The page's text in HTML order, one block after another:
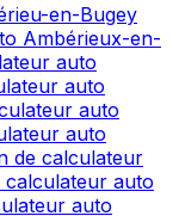
en-Bugey
Ambérieux-en-
auto
auto
auto
auto
de calculateur
calculateur auto
auto